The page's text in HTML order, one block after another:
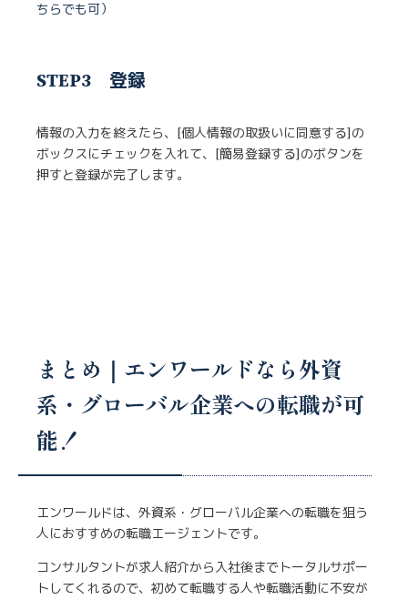
ちらでも可）
STEP3 登録
情報の入力を終えたら、[個人情報の取扱いに同意する]の
ボックスにチェックを入れて、[簡易登録する]のボタンを
押すと登録が完了します。
まとめ｜エンワールドなら外資
系・グローバル企業への転職が可
能！
エンワールドは、外資系・グローバル企業への転職を狙う
人におすすめの転職エージェントです。
コンサルタントが求人紹介から入社後までトータルサポー
トしてくれるので、初めて転職する人や転職活動に不安が